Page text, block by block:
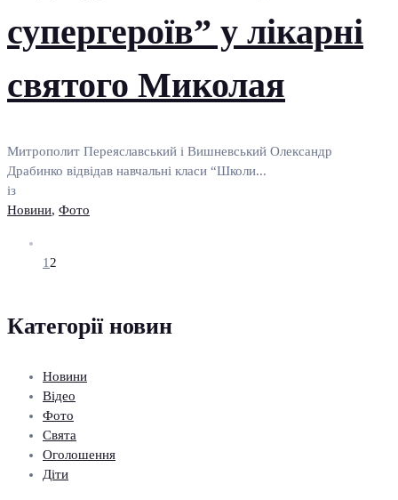
супергероїв” у лікарні
святого Миколая
Митрополит Переяславський і Вишневський Олександр
Драбинко відвідав навчальні класи “Школи...
із
Новини, Фото
12
Категорії новин
Новини
Відео
Фото
Свята
Оголошення
Діти